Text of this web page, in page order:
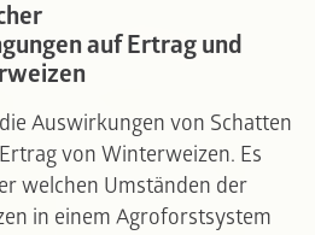
auf Ertrag und
Auswirkungen von Schatten
von Winterweizen. Es
welchen Umständen der
in einem Agroforstsystem